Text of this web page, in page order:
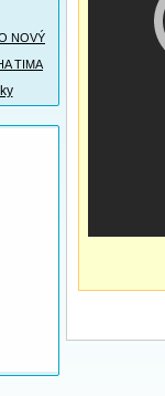
NOVÝ
TIMA